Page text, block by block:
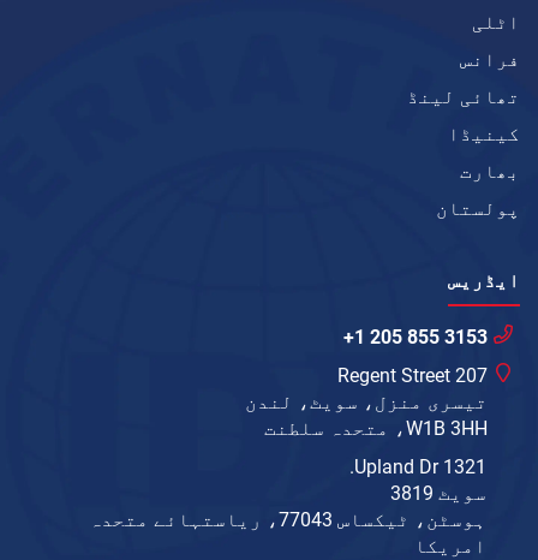
اٹلی
فرانس
تھائی لینڈ
کینیڈا
بھارت
پولستان
ایڈریس
+1 205 855 3153
207 Regent Street
تیسری منزل، سویٹ، لندن
W1B 3HH، متحدہ سلطنت
1321 Upland Dr.
سویٹ 3819
ہوسٹن، ٹیکساس 77043، ریاستہائے متحدہ
امریکا